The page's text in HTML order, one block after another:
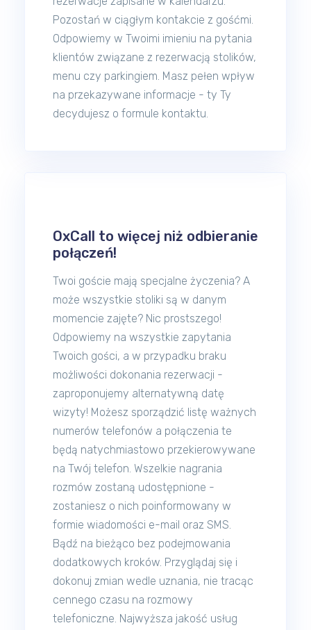
Pozostań w ciągłym kontakcie z gośćmi.
Odpowiemy w Twoimi imieniu na pytania
klientów związane z rezerwacją stolików,
menu czy parkingiem. Masz pełen wpływ
na przekazywane informacje - ty Ty
decydujesz o formule kontaktu.
OxCall to więcej niż odbieranie
połączeń!
Twoi goście mają specjalne życzenia? A
może wszystkie stoliki są w danym
momencie zajęte? Nic prostszego!
Odpowiemy na wszystkie zapytania
Twoich gości, a w przypadku braku
możliwości dokonania rezerwacji -
zaproponujemy alternatywną datę
wizyty! Możesz sporządzić listę ważnych
numerów telefonów a połączenia te
będą natychmiastowo przekierowywane
na Twój telefon. Wszelkie nagrania
rozmów zostaną udostępnione -
zostaniesz o nich poinformowany w
formie wiadomości e-mail oraz SMS.
Bądź na bieżąco bez podejmowania
dodatkowych kroków. Przyglądaj się i
dokonuj zmian wedle uznania, nie tracąc
cennego czasu na rozmowy
telefoniczne. Najwyższa jakość usług